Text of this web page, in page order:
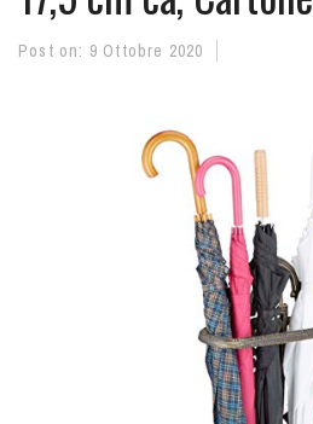
Post on: 9 Ottobre 2020